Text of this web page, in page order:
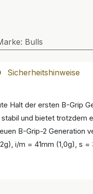
: Bulls
Sicherheitshinweise
Halt der ersten B-Grip
und bietet trotzdem
B-Grip-2 Generation
i/m = 41mm (1,0g), s